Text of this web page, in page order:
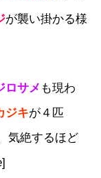
が襲い掛かる様
ロサメ も現わ
ジキが４匹
絶するほど